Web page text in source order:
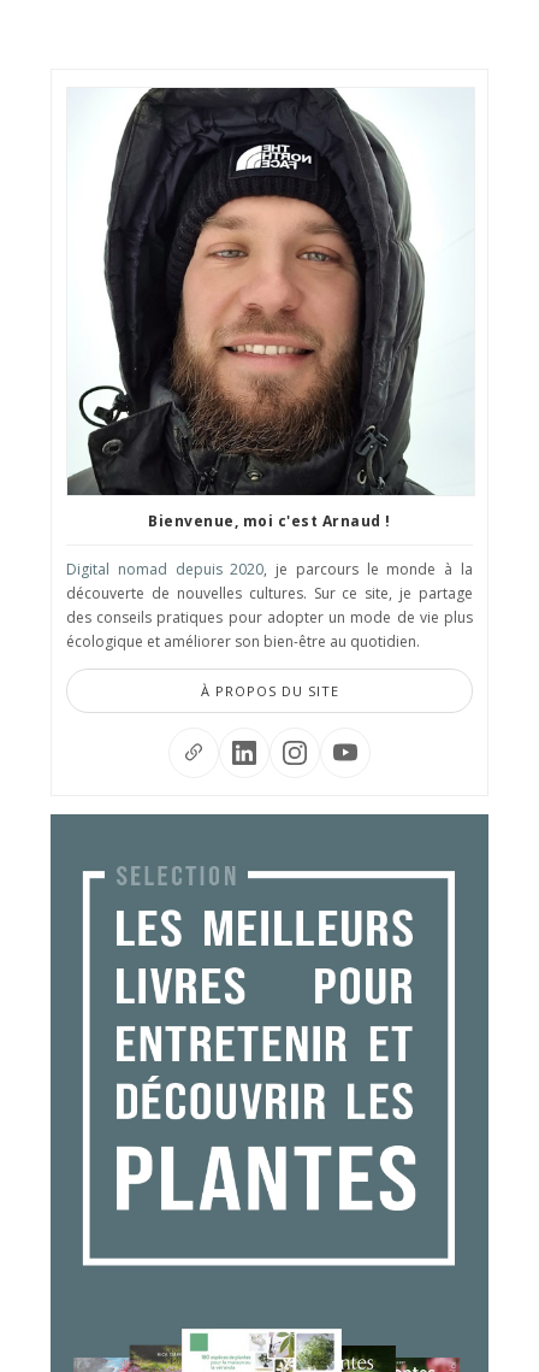
Bienvenue, moi c'est Arnaud !
Digital nomad depuis 2020, je parcours le monde à la
découverte de nouvelles cultures. Sur ce site, je partage
des conseils pratiques pour adopter un mode de vie plus
écologique et améliorer son bien-être au quotidien.
À PROPOS DU SITE